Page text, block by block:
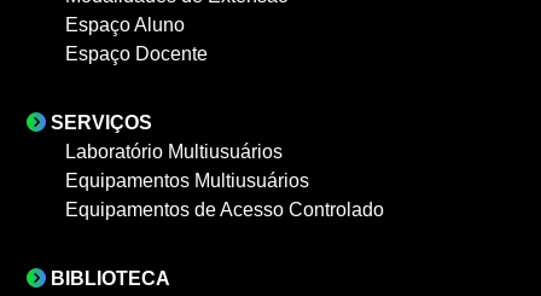
Espaço Aluno
Espaço Docente
SERVIÇOS
Laboratório Multiusuários
Equipamentos Multiusuários
Equipamentos de Acesso Controlado
BIBLIOTECA